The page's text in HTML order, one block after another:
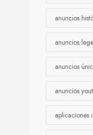
anuncios
anuncios
anuncios
anuncios
aplicaciones